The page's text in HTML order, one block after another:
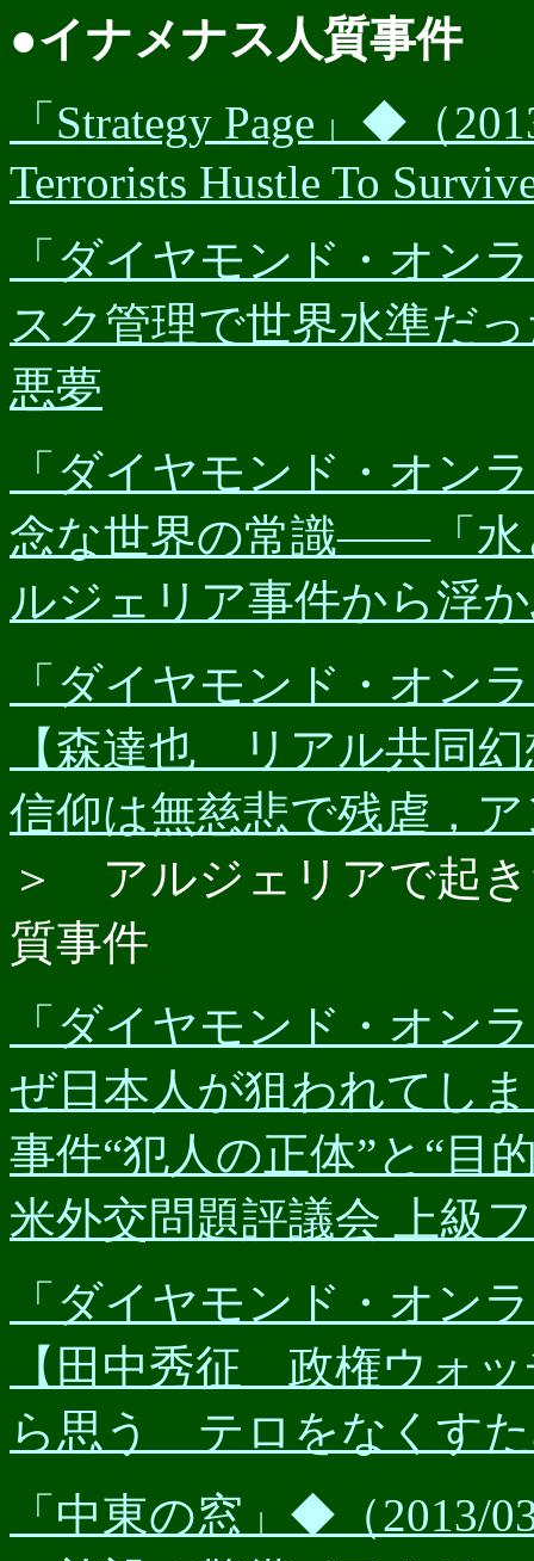
●イナメナス人質事件
「Strategy Page」◆（
Terrorists Hustle To
「ダイヤモンド・オン
スク管理で世界水準だ
悪夢
「ダイヤモンド・オン
念な世界の常識――「
ルジェリア事件から浮
「ダイヤモンド・オ
【森達也 リアル共同
信仰は無慈悲で残虐，
＞ アルジェリアで起
質事件
「ダイヤモンド・オン
ぜ日本人が狙われてし
事件“犯人の正体”と“
米外交問題評議会 上級
「ダイヤモンド・オ
【田中秀征 政権ウォ
ら思う テロをなくす
「中東の窓」◆（2013/